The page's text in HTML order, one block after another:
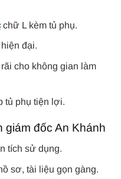
chữ L kèm tủ phụ.
đại.
cho không gian làm
tủ phụ tiện lợi.
giám đốc An Khánh
tích sử dụng.
sơ, tài liệu gọn gàng.